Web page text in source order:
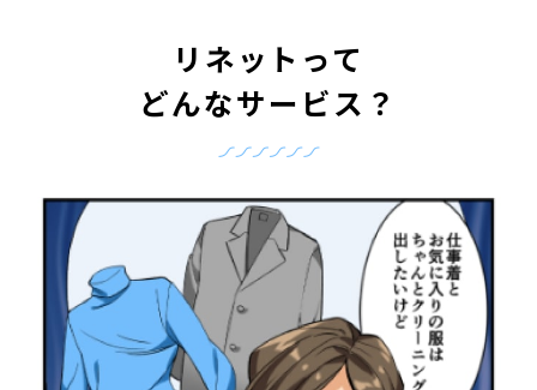
リネットって
どんなサービス？